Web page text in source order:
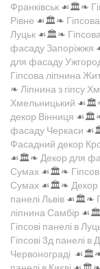
Франківськ ☙🏛️❧
Рівне ☙🏛️❧
Луцьк ☙🏛️❧
фасаду Запоріжжя
для фасаду
Гіпсова ліпнина
❧ Ліпнина з гіпсу
Хмельницький
декор Вінниця
фасаду Черкаси
Фасадний декор
☙🏛️❧ Декор для
Сумах ☙🏛️❧
Сумах ☙🏛️❧ Декор
панелі Львів ☙🏛️❧
ліпнина Самбір
Гіпсові панелі в
Гіпсові 3д панелі в
Червонограді